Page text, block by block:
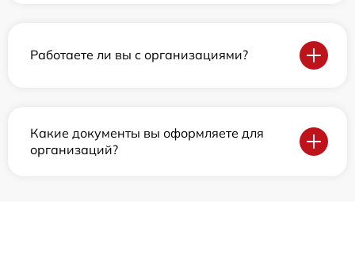
Работаете ли вы с организациями?
Какие документы вы оформляете для
организаций?